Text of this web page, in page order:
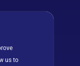
us to